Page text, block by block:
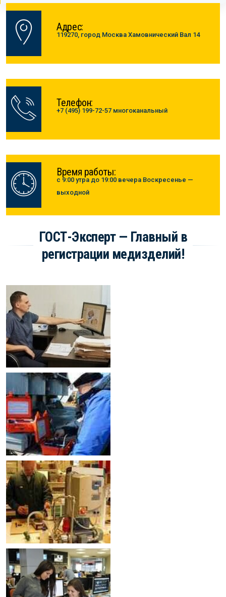
Адрес:
119270, город Москва Хамовнический Вал 14
Телефон:
+7 (495) 199-72-57 многоканальный
Время работы:
с 9:00 утра до 19:00 вечера Воскресенье —
выходной
ГОСТ-Эксперт — Главный в
регистрации медизделий!